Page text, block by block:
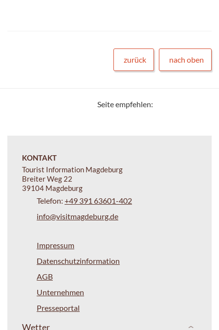
zurück nach oben
Seite empfehlen:
KONTAKT
Tourist Information Magdeburg
Breiter Weg 22
39104 Magdeburg
Telefon: +49 391 63601-402
info@visitmagdeburg.de
Impressum
Datenschutzinformation
AGB
Unternehmen
Presseportal
Wetter